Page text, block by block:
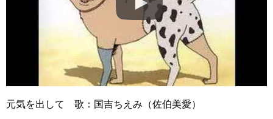
元気を出して 歌：国吉ちえみ（佐伯美愛）